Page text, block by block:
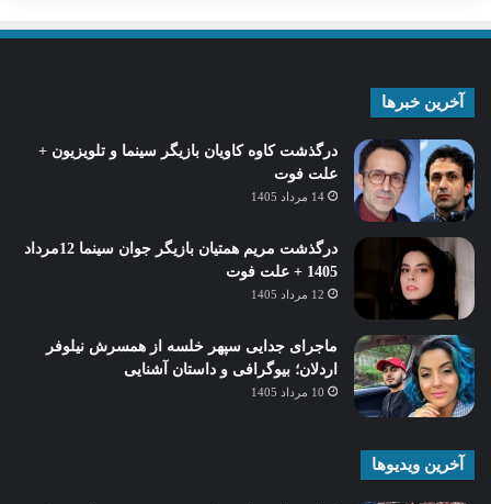
آخرین خبرها
درگذشت کاوه کاویان بازیگر سینما و تلویزیون +
علت فوت
14 مرداد 1405
درگذشت مریم همتیان بازیگر جوان سینما 12مرداد
1405 + علت فوت
12 مرداد 1405
ماجرای جدایی سپهر خلسه از همسرش نیلوفر
اردلان؛ بیوگرافی و داستان آشنایی
10 مرداد 1405
آخرین ویدیوها